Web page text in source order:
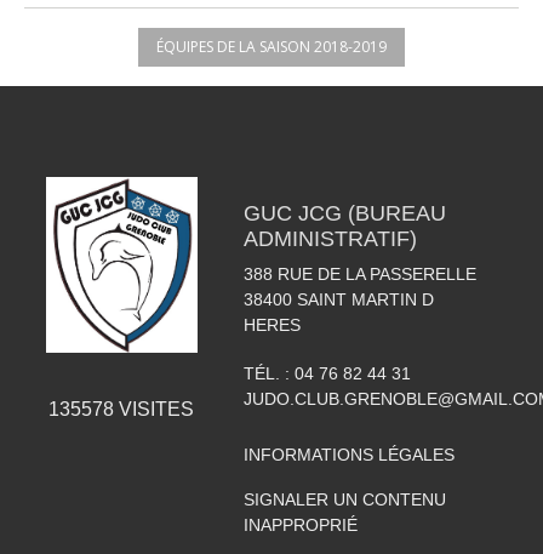
ÉQUIPES DE LA SAISON 2018-2019
135578 VISITES
GUC JCG (BUREAU
ADMINISTRATIF)
388 RUE DE LA PASSERELLE
38400 SAINT MARTIN D
HERES
TÉL. : 04 76 82 44 31
INFORMATIONS LÉGALES
SIGNALER UN CONTENU
INAPPROPRIÉ